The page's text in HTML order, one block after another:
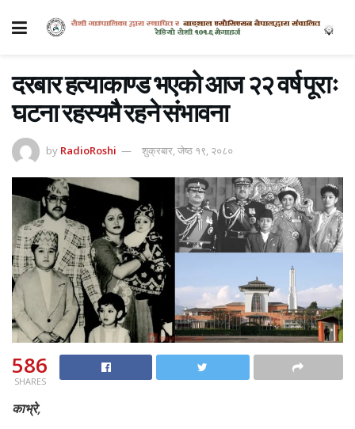
दरबार हत्याकाण्ड भएको आज २२ वर्ष पूराः
घटना रहस्यमै रहने संभावना
by RadioRoshi शुक्रबार, जेष्ठ १९, २०८०
586
SHARES
काभ्रे,